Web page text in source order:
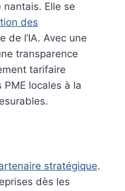
Elle se
des
de l’IA. Avec une
transparence
tarifaire
locales à la
stratégique.
dès les